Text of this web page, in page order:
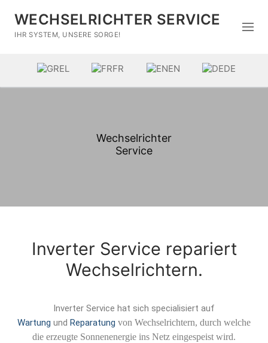
WECHSELRICHTER SERVICE
IHR SYSTEM, UNSERE SORGE!
EL FR EN DE
Wartung
Kontakt
Wechselrichter
Service
Inverter Service repariert
Wechselrichtern.
Inverter Service hat sich specialisiert auf
Wartung und Reparatung von Wechselrichtern, durch welche
die erzeugte Sonnenenergie ins Netz eingespeist wird.